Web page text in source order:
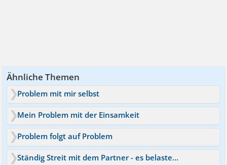
Ähnliche Themen
Problem mit mir selbst
Mein Problem mit der Einsamkeit
Problem folgt auf Problem
Ständig Streit mit dem Partner - es belastet mich sehr stark